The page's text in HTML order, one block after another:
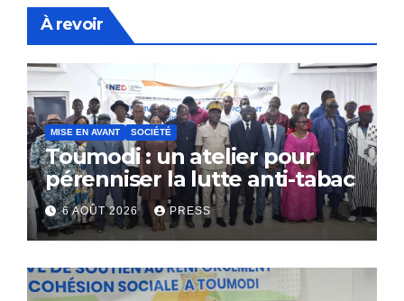
À revoir
MISE EN AVANT SOCIÉTÉ
Toumodi : un atelier pour
pérenniser la lutte anti-tabac
6 AOÛT 2026 PRESS